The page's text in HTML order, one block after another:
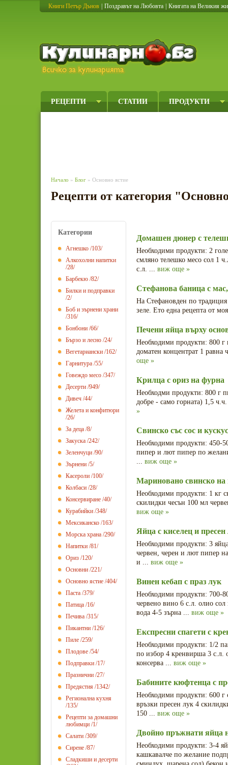
Книги Петър Дънов Поздравът на Любовта Книгата на Великия
РЕЦЕПТИ СТАТИИ ПРОДУКТИ
Начало » Блог » Основно ястие
Рецепти от категория
Категории
Агнешко /103/
Алкохолни напитки
/28/
Барбекю /82/
Билки и подправки
/2/
Боб и зърнени храни
/316/
Бонбони /66/
Бързо и лесно /24/
Вегетариански /162/
Гарнитура /55/
Говеждо месо /347/
Десерти /949/
Дивеч /44/
Желета и конфитюри
/26/
За деца /8/
Закуска /242/
Зеленчуци /90/
Зърнени /5/
Касероли /100/
Колбаси /28/
Консервиране /40/
Курабийки /348/
Мексиканско /163/
Морска храна /290/
Напитки /81/
Ориз /120/
Основни /221/
Основно ястие /404/
Паста /379/
Патица /16/
Печива /315/
Пикантни /126/
Пиле /259/
Плодове /54/
Подправки /17/
Празнични /27/
Предястия /1342/
Регионална кухня
/135/
Рецепти за домашни
любимци /1/
Салати /309/
Сирене /87/
Сладкиши и десерти
Домашен дюнер с
Необходими продукти: 2
смляно телешко месо сол 1
с.л. ... виж още »
Стефанова баница с
На Стефановден по
зеле. Ето една рецепта от
Печени яйца върху
Необходими продукти: 800 г
доматен концентрат 1
още »
Крилца с ориз на фурна
Необходми продукти: 800 г
добре - само горната) 1,5
»
Свинско със сос и кускус
Необходими продукти: 450-
пипер и лют пипер по
... виж още »
Мариновано свинско на
Необходими продукти: 1 кг
скилидки чесън 100 мл
виж още »
Яйца с киселец и пресен
Необходими продукти: 3
червен, черен и лют пипер
и ... виж още »
Винен кебап с праз лук
Необходими продукти: 700-
червено вино 6 с.л. олио
вода 4-5 зърна ... виж още »
Експресни спагети с
Необходими продукти: 1/2
по избор 4 кренвирша 3 с.л.
консерва ... виж още »
Бабините кюфтенца с
Необходими продукти: 600 г
връзки пресен лук 4
150 ... виж още »
Двойно пръжнати яйца
Необходими продукти: 3-4
кашкавалче по желание